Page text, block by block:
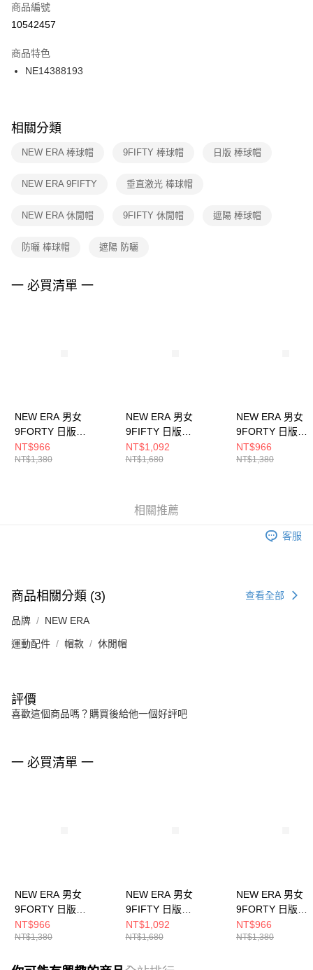
【「AFTEE先享後付」結帳流程】
１．於結帳方式選擇「AFTEE先享後付」後，將跳轉至「AFTEE先享後付」
２．訂單成立數日內，您將收到繳費通知簡訊。
３．收到繳費通知簡訊後14天內，點擊此簡訊中的連結，可透過四大超商／
ATM／網路銀行／等多元方式進行付款，方視為交易完成。
※ 交易是否成功請以「AFTEE先享後付 」之結帳頁面顯示為準，若有關於
是否繳費成功／繳費後需取消欲退款等相關疑問，請聯繫「AFTEE先享後付
客戶支援中心」https://netprotections.freshdesk.com/support/home
１．透過由恩沛科技股份有限公司提供之「AFTEE先享後付」服務完成之交
權轉讓予恩沛科技股份有限公司。
３．未成年的使用者請事先徵得法定代理人或監護人之同意方可使用
４．使用「AFTEE先享後付」時，將依據個別帳號之用戶狀況，依本公司即
宅配
每筆NT$100，滿NT$1,500(含以上)免運費
付款後門市自取
每筆NT$100，滿NT$1,500(含以上)免運費
商品編號
10542457
商品特色
NE14388193
相關分類
NEW ERA 棒球帽 9FIFTY 棒球帽 日版 棒球帽
NEW ERA 9FIFTY 垂直激光 棒球帽
NEW ERA 休閒帽 9FIFTY 休閒帽 遮陽 棒球帽
防曬 棒球帽 遮陽 防曬
一 必買清單 一
NEW ERA 男女
9FORTY 日版
VERTICAL LASER P
NE14388202
NT$966
NT$1,380
NEW ERA 男女
9FIFTY 日版
VERTICAL LASER P
NE14388192
NT$1,092
NT$1,680
NEW ERA 男女
9FORTY 日版
VERTICAL
NE14388203
NT$966
NT$1,380
相關推薦
客服
商品相關分類 (3) 查看全部
品牌 NEW ERA
運動配件 帽款 休閒帽
評價
喜歡這個商品嗎？購買後給他一個好評吧
一 必買清單 一
NEW ERA 男女
9FORTY 日版
VERTICAL LASER P
NE14388202
NT$966
NT$1,380
NEW ERA 男女
9FIFTY 日版
VERTICAL LASER P
NE14388192
NT$1,092
NT$1,680
NEW ERA 男女
9FORTY 日版
VERTICAL
NE14388203
NT$966
NT$1,380